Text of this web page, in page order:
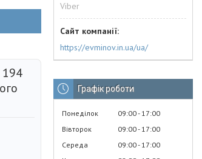
194
Viber
https://evminov.in.ua/ua/
Графік роботи
Понеділок 09:00 17:00
Вівторок
09:00 17:00
Середа
09:00 17:00